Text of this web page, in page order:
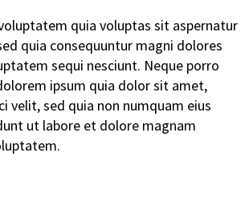
quia voluptas sit aspernatur
quia consequuntur magni dolores
sequi nesciunt. Neque porro
ipsum quia dolor sit amet,
velit, sed quia non numquam eius
ut labore et dolore magnam